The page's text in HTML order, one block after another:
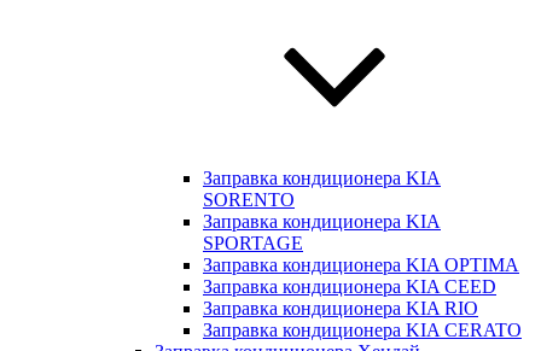
Заправка кондиционера KIA
SORENTO
Заправка кондиционера KIA
SPORTAGE
Заправка кондиционера KIA OPTIMA
Заправка кондиционера KIA CEED
Заправка кондиционера KIA RIO
Заправка кондиционера KIA CERATO